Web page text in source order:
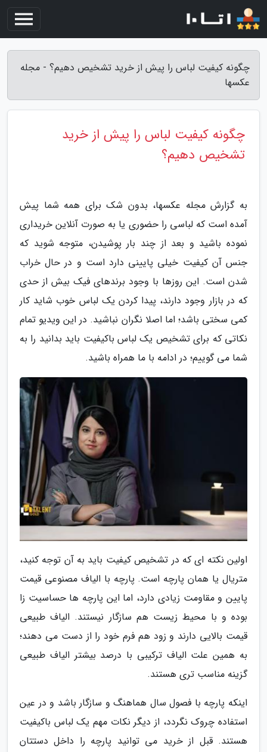
چگونه کیفیت لباس را پیش از خرید تشخیص دهیم؟ - مجله
عکسها
چگونه کیفیت لباس را پیش از خرید
تشخیص دهیم؟
به گزارش مجله عکسها، بدون شک برای همه شما پیش
آمده است که لباسی را حضوری یا به صورت آنلاین خریداری
نموده باشید و بعد از چند بار پوشیدن، متوجه شوید که
جنس آن کیفیت خیلی پایینی دارد است و در حال خراب
شدن است. این روزها با وجود برندهای فیک بیش از حدی
که در بازار وجود دارند، پیدا کردن یک لباس خوب شاید کار
کمی سختی باشد؛ اما اصلا نگران نباشید. در این ویدیو تمام
نکاتی که برای تشخیص یک لباس باکیفیت باید بدانید را به
شما می گوییم؛ در ادامه با ما همراه باشید.
اولین نکته ای که در تشخیص کیفیت باید به آن توجه کنید،
متریال یا همان پارچه است. پارچه با الیاف مصنوعی قیمت
پایین و مقاومت زیادی دارد، اما این پارچه ها حساسیت زا
بوده و با محیط زیست هم سازگار نیستند. الیاف طبیعی
قیمت بالایی دارند و زود هم فرم خود را از دست می دهند؛
به همین علت الیاف ترکیبی با درصد بیشتر الیاف طبیعی
گزینه مناسب تری هستند.
اینکه پارچه با فصول سال هماهنگ و سازگار باشد و در عین
استفاده چروک نگردد، از دیگر نکات مهم یک لباس باکیفیت
هستند. قبل از خرید می توانید پارچه را داخل دستتان